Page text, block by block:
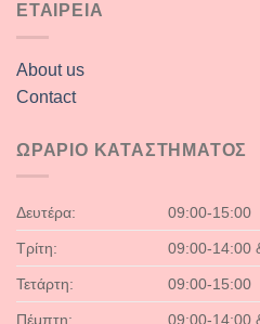
ΕΤΑΙΡΕΙΑ
About us
Contact
ΩΡΑΡΙΟ ΚΑΤΑΣΤΗΜΑΤΟΣ
Δευτέρα: 09:00-15:00
Τρίτη: 09:00-14:00
Τετάρτη: 09:00-15:00
Πέμπτη: 09:00-14:00